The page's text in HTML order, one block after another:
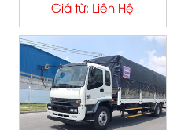
- 7,25 tấn - Thùng Mui Bạt
Giá từ: Liên Hệ